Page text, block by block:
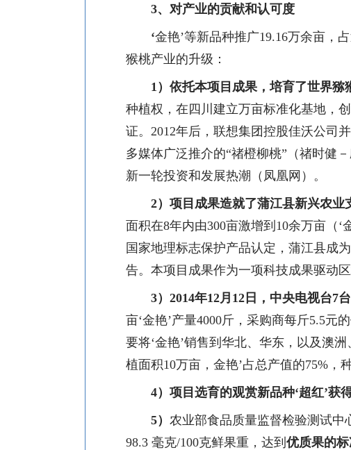
3、对产业的贡献和认可度
‘金艳’等新品种推广19.16万余亩，
猴桃产业的升级：
1 ）依托本项目成果，培育了世界猕
种植权，在四川建立万亩标准化基地，
证。 2012年后，联想集团控股佳沃公司
多媒体广泛推介的“禇橙柳桃”（禇时健
新一轮投资和发展热潮（凤凰网）。
2）项目成果造就了蒲江县新兴农业
面积在8年内由300亩激增到 10余万亩（‘
国家地理标志保护产品认定，蒲江县成
告。本项目成果作为一项科技成果驱动
3） 2014年12月 12 日，中央电视台7
亩‘金艳’产量4000斤，采购商每斤5.5元
要将‘金艳’销售到华北、华东，以及澳
植面积10万亩，金艳’占总产值的75% ，
4）项目选育的观赏新品种‘超红’获
5） 农业部食品质量监督检验测试中
98.3 毫克/100克鲜果重，达到 优质果的